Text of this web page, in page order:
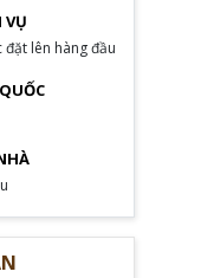
VỤ
đặt lên hàng đầu